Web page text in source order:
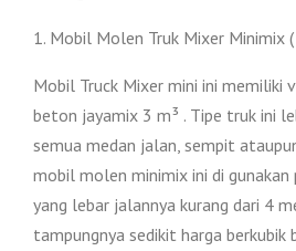
1. Mobil Molen Truk Mixer Minimix
Mobil Truck Mixer mini ini memiliki
beton jayamix 3 m³ . Tipe truk ini
semua medan jalan, sempit
mobil molen minimix ini di gunakan
yang lebar jalannya kurang dari 4
tampungnya sedikit harga berkubik